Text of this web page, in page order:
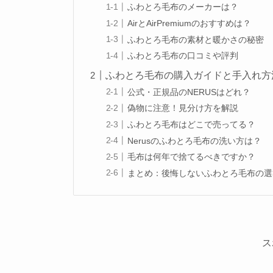
ふわとろ毛布のメーカーは？
AirとAirPremiumのおすすめは？
ふわとろ毛布の素材と暖かさの秘密
ふわとろ毛布の口コミや評判
ふわとろ毛布の購入ガイドと手入れ方
公式・正規品のNERUSはどれ？
偽物に注意！見分け方を解説
ふわとろ毛布はどこで売ってる？
Nerusのふわとろ毛布の洗い方は？
毛布は何年で捨てるべきですか？
まとめ：後悔しないふわとろ毛布の